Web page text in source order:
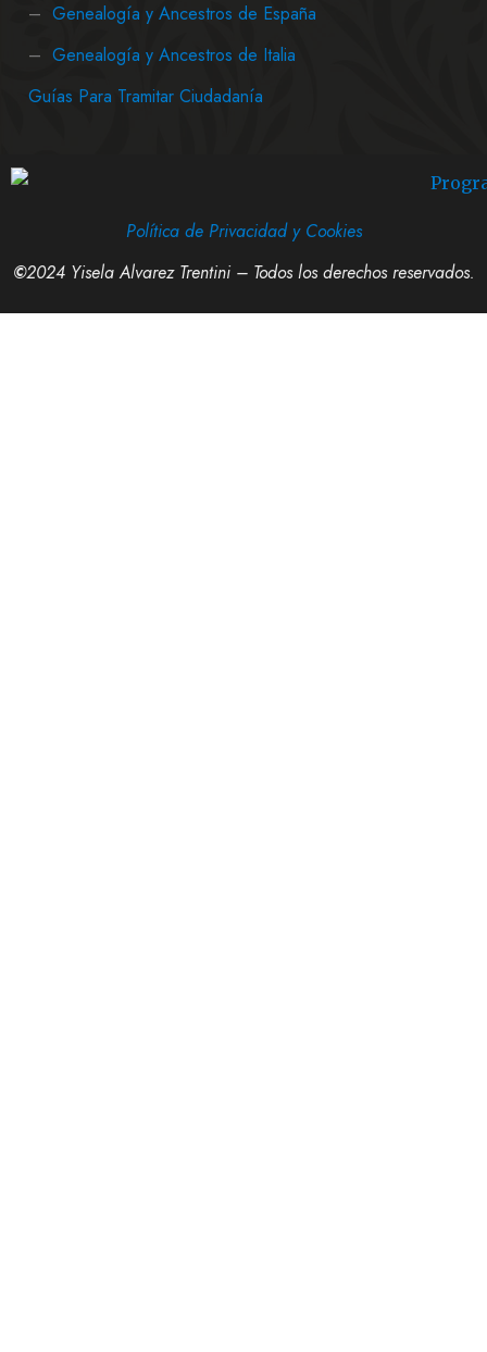
– Genealogía y Ancestros de España
– Genealogía y Ancestros de Italia
Guías Para Tramitar Ciudadanía
Política de Privacidad y Cookies
©2024 Yisela Alvarez Trentini – Todos los derechos reservados.